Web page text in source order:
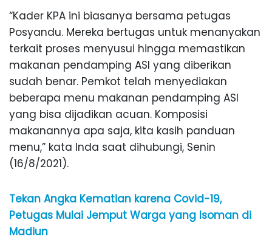
“Kader KPA ini biasanya bersama petugas
Posyandu. Mereka bertugas untuk menanyakan
terkait proses menyusui hingga memastikan
makanan pendamping ASI yang diberikan
sudah benar. Pemkot telah menyediakan
beberapa menu makanan pendamping ASI
yang bisa dijadikan acuan. Komposisi
makanannya apa saja, kita kasih panduan
menu,” kata Inda saat dihubungi, Senin
(16/8/2021).
Tekan Angka Kematian karena Covid-19,
Petugas Mulai Jemput Warga yang Isoman di
Madiun